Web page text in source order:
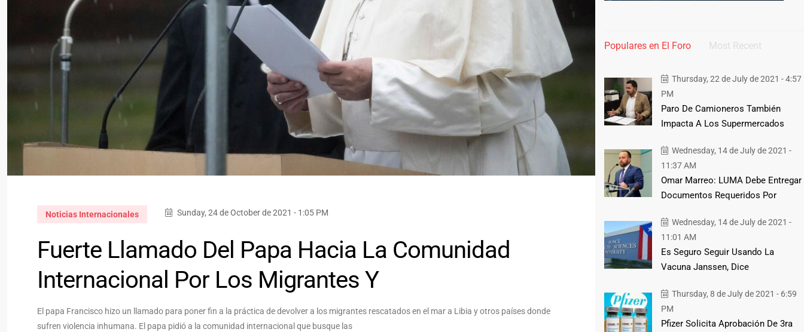
Noticias Internacionales Sunday, 24 de October de 2021 - 1:05 PM
Fuerte Llamado Del Papa Hacia La Comunidad
Internacional Por Los Migrantes Y
El papa Francisco hizo un llamado para poner fin a la práctica de devolver a los migrantes rescatados en el mar a Libia y otros países donde
sufren violencia inhumana. El papa pidió a la comunidad internacional que busque las
Populares en El Foro Most Recent
Thursday, 22 de July de 2021 - 4:57
PM
Paro De Camioneros También
Impacta A Los Supermercados
Wednesday, 14 de July de 2021 -
11:37 AM
Omar Marreo: LUMA Debe Entregar
Documentos Requeridos Por
Wednesday, 14 de July de 2021 -
11:01 AM
Es Seguro Seguir Usando La
Vacuna Janssen, Dice
Thursday, 8 de July de 2021 - 6:59
PM
Pfizer Solicita Aprobación De 3ra